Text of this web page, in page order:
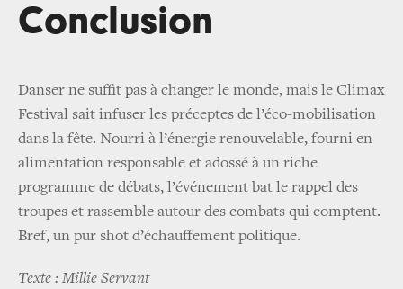
Conclusion
Danser ne suffit pas à changer le monde, mais le Climax
Festival sait infuser les préceptes de l’éco-mobilisation
dans la fête. Nourri à l’énergie renouvelable, fourni en
alimentation responsable et adossé à un riche
programme de débats, l’événement bat le rappel des
troupes et rassemble autour des combats qui comptent.
Bref, un pur shot d’échauffement politique.
Texte : Millie Servant